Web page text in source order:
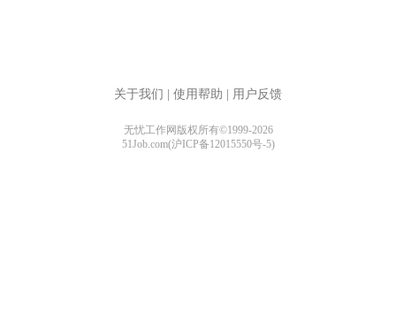
关于我们 使用帮助 用户反馈
无忧工作网版权所有©1999-2026
51Job.com(沪ICP备12015550号-5)